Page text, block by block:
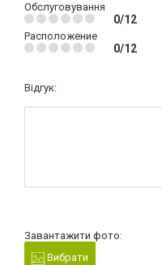
Обслуговування
0/12
Расположение
0/12
Відгук:
Завантажити фото:
Вибрати